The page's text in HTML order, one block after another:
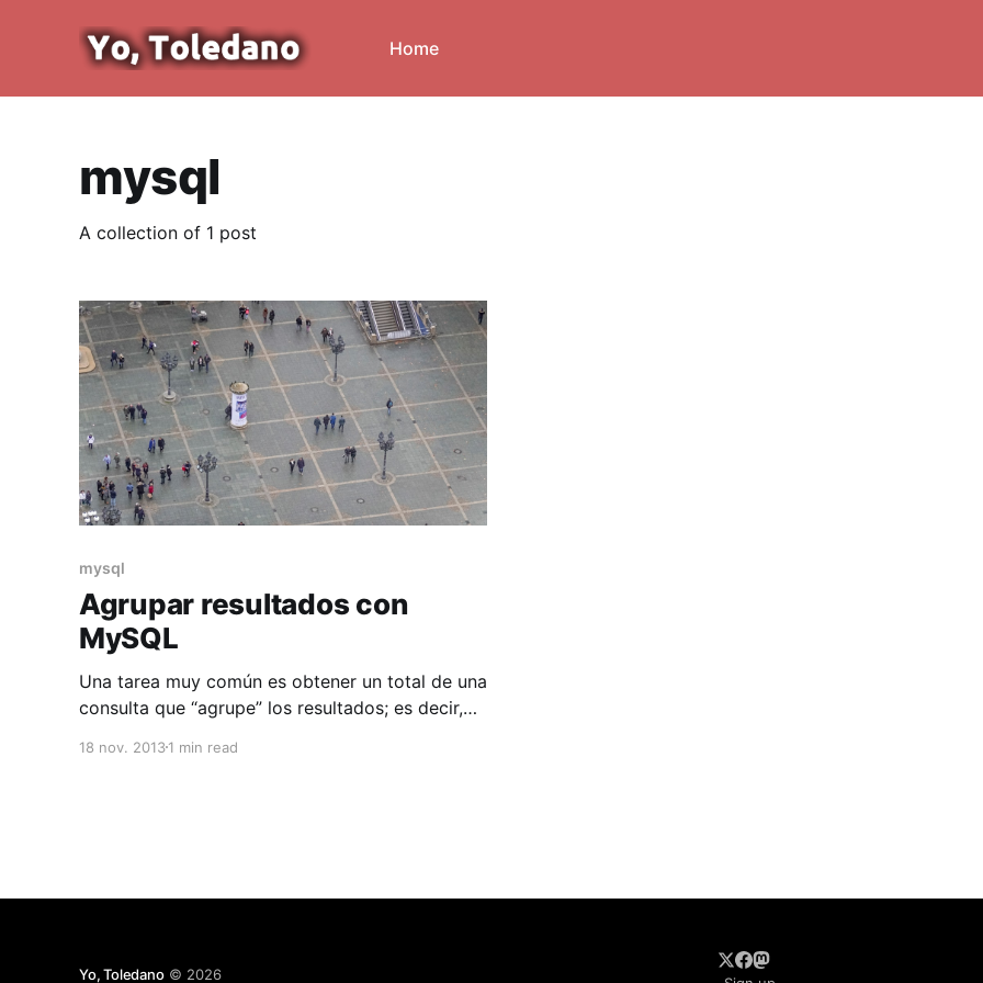
Home
mysql
A collection of 1 post
mysql
Agrupar resultados con
MySQL
Una tarea muy común es obtener un total de una
consulta que “agrupe” los resultados; es decir,
las ventas de una companía y que este resultado
18 nov. 20131 min read
Yo, Toledano© 2026